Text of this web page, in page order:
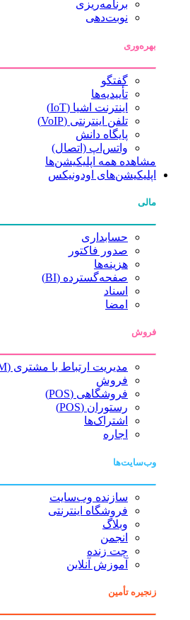
برنامه‌ریزی
نوبت‌دهی
بهره‌وری
گفتگو
تأییدیه‌ها
اینترنت اشیا (IoT)
تلفن اینترنتی (VoIP)
پایگاه دانش
واتس‌اپ (اتصال)
مشاهده همه اپلیکیشن‌ها
اپلیکیشن‌های اودونیکس
مالی
حسابداری
صدور فاکتور
هزینه‌ها
صفحه‌گسترده (BI)
اسناد
امضا
فروش
مدیریت ارتباط با مشتری (CRM)
فروش
فروشگاهی (POS)
رستوران (POS)
اشتراک‌ها
اجاره
وب‌سایت‌ها
سازنده وب‌سایت
فروشگاه اینترنتی
وبلاگ
انجمن
چت زنده
آموزش آنلاین
زنجیره تأمین